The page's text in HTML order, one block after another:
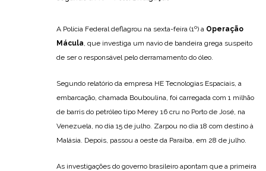
A Polícia Federal deflagrou na sexta-feira (1º) a Operação
Mácula , que investiga um navio de bandeira grega suspeito
de ser o responsável pelo derramamento do óleo.
Segundo relatório da empresa HE Tecnologias Espaciais, a
embarcação, chamada Bouboulina, foi carregada com 1 milhão
de barris do petróleo tipo Merey 16 cru no Porto de José, na
Venezuela, no dia 15 de julho. Zarpou no dia 18 com destino à
Malásia. Depois, passou a oeste da Paraíba, em 28 de julho.
As investigações do governo brasileiro apontam que a primeira